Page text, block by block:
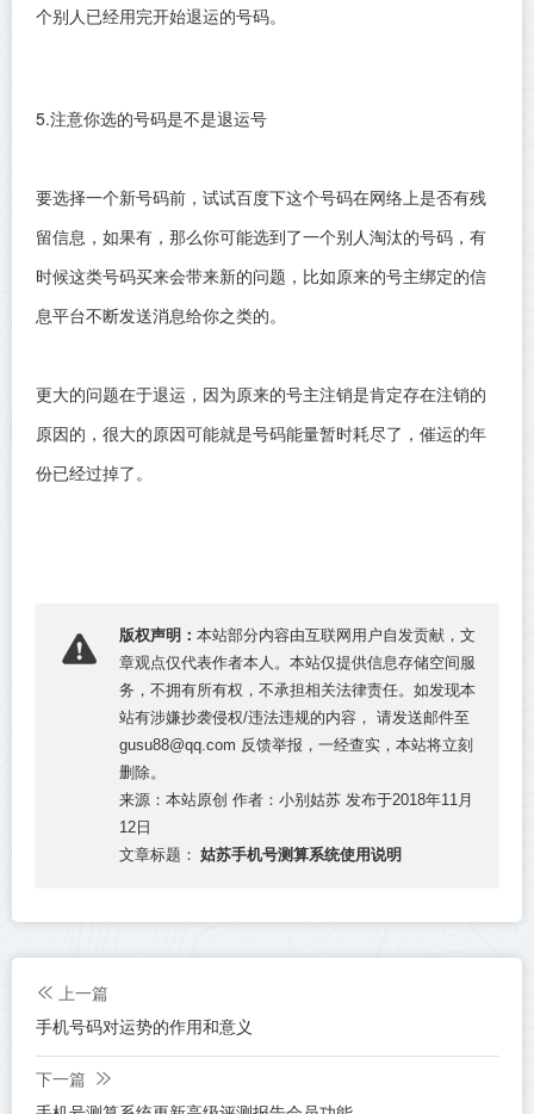
个别人已经用完开始退运的号码。
5.注意你选的号码是不是退运号
要选择一个新号码前，试试百度下这个号码在网络上是否有残
留信息，如果有，那么你可能选到了一个别人淘汰的号码，有
时候这类号码买来会带来新的问题，比如原来的号主绑定的信
息平台不断发送消息给你之类的。
更大的问题在于退运，因为原来的号主注销是肯定存在注销的
原因的，很大的原因可能就是号码能量暂时耗尽了，催运的年
份已经过掉了。
版权声明： 本站部分内容由互联网用户自发贡献，文
章观点仅代表作者本人。本站仅提供信息存储空间服
务，不拥有所有权，不承担相关法律责任。如发现本
站有涉嫌抄袭侵权/违法违规的内容， 请发送邮件至
gusu88@qq.com 反馈举报，一经查实，本站将立刻
删除。
来源：本站原创 作者：小别姑苏 发布于2018年11月
12日
文章标题： 姑苏手机号测算系统使用说明
上一篇
手机号码对运势的作用和意义
下一篇